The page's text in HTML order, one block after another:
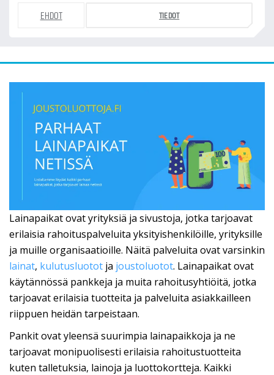
EHDOT TIEDOT
Lainapaikat ovat yrityksiä ja sivustoja, jotka tarjoavat
erilaisia rahoituspalveluita yksityishenkilöille, yrityksille
ja muille organisaatioille. Näitä palveluita ovat varsinkin
lainat, kulutusluotot ja joustoluotot. Lainapaikat ovat
käytännössä pankkeja ja muita rahoitusyhtiöitä, jotka
tarjoavat erilaisia tuotteita ja palveluita asiakkailleen
riippuen heidän tarpeistaan.
Pankit ovat yleensä suurimpia lainapaikkoja ja ne
tarjoavat monipuolisesti erilaisia rahoitustuotteita
kuten talletuksia, lainoja ja luottokortteja. Kaikki